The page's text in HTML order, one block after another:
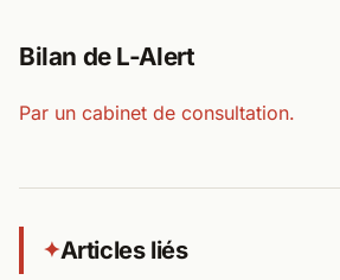
Bilan de L-Alert
Par un cabinet de consultation.
✦Articles liés